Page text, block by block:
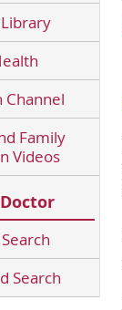
Channel
Family
Videos
Search